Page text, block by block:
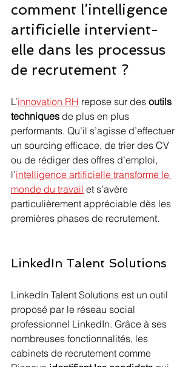
comment l’intelligence
artificielle intervient-
elle dans les processus
de recrutement ?
L’innovation RH repose sur des outils
techniques de plus en plus
performants. Qu’il s’agisse d’effectuer
un sourcing efficace, de trier des CV
ou de rédiger des offres d’emploi,
l’intelligence artificielle transforme le
monde du travail et s’avère
particulièrement appréciable dès les
premières phases de recrutement.
LinkedIn Talent Solutions
LinkedIn Talent Solutions est un outil
proposé par le réseau social
professionnel LinkedIn. Grâce à ses
nombreuses fonctionnalités, les
cabinets de recrutement comme